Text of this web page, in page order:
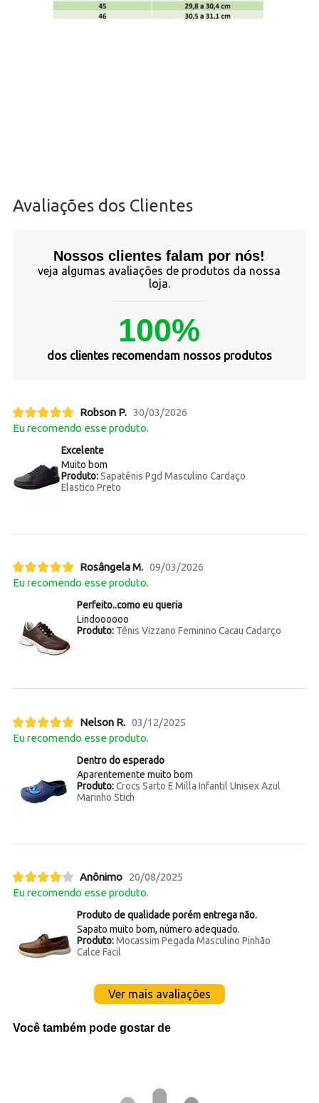
Avaliações dos Clientes
Nossos clientes falam por nós!
veja algumas avaliações de produtos da nossa
loja.
100%
dos clientes recomendam nossos produtos
Robson P. 30/03/2026
Eu recomendo esse produto.
Excelente
Muito bom
Produto:Sapatênis Pgd Masculino Cardaço
Elastico Preto
Rosângela M. 09/03/2026
Eu recomendo esse produto.
Perfeito..como eu queria
Lindoooooo
Produto:Tênis Vizzano Feminino Cacau Cadarço
Nelson R. 03/12/2025
Eu recomendo esse produto.
Dentro do esperado
Aparentemente muito bom
Produto:Crocs Sarto E Milla Infantil Unisex Azul
Marinho Stich
Anônimo
20/08/2025
Eu recomendo esse produto.
Produto de qualidade porém entrega não.
Sapato muito bom, número adequado.
Produto:Mocassim Pegada Masculino Pinhão
Calce Facil
Ver mais avaliações
Você também pode gostar de